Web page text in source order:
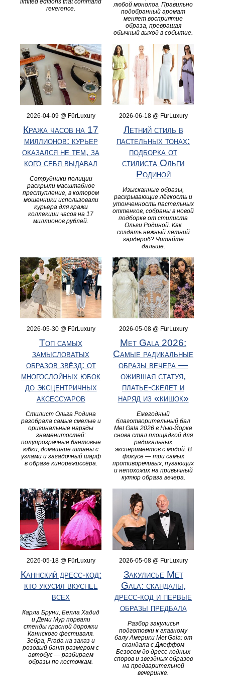
limited editions that command
reverence.
любой монолог. Правильно
подобранный аромат
меняет восприятие
образа, превращая
обычный выход в событие.
2026-04-09 @ FürLuxury
Кража часов на 17
миллионов: курьер
оказался не тем, за
кого себя выдавал
Сотрудники полиции
раскрыли масштабное
преступление, в котором
мошенники использовали
курьера для кражи
коллекции часов на 17
миллионов рублей.
2026-06-18 @ FürLuxury
Летний стиль в
пастельных тонах:
подборка от
стилиста Ольги
Родиной
Изысканные образы,
раскрывающие лёгкость и
утонченность пастельных
оттенков, собраны в новой
подборке от стилиста
Ольги Родиной. Как
создать нежный летний
гардероб? Читайте
дальше.
2026-05-30 @ FürLuxury
Топ самых
замысловатых
образов звёзд: от
многослойных юбок
до эксцентричных
аксессуаров
Стилист Ольга Родина
разобрала самые смелые и
оригинальные наряды
знаменитостей:
полупрозрачные бантовые
юбки, домашние штаны с
узлами и загадочный шарф
в образе кинорежиссёра.
2026-05-08 @ FürLuxury
Met Gala 2026:
Самые радикальные
образы вечера —
ожившая статуя,
платье-скелет и
наряд из «кишок»
Ежегодный
благотворительный бал
Met Gala 2026 в Нью-Йорке
снова стал площадкой для
радикальных
экспериментов с модой. В
фокусе — три самых
противоречивых, пугающих
и непохожих на привычный
кутюр образа вечера.
2026-05-18 @ FürLuxury
Каннский дресс-код:
кто укусил вкуснее
всех
Карла Бруни, Белла Хадид
и Деми Мур порвали
стенды красной дорожки
Каннского фестиваля.
Зебра, Prada на заказ и
розовый бант размером с
автобус — разбираем
образы по косточкам.
2026-05-08 @ FürLuxury
Закулисье Met
Gala: скандалы,
дресс-код и первые
образы предбала
Разбор закулисья
подготовки к главному
балу Америки Met Gala: от
скандала с Джеффом
Безосом до дресс-кодных
споров и звездных образов
на предварительной
вечеринке.